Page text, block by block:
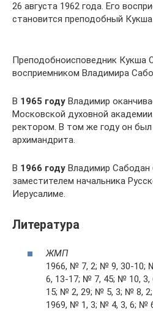
26 августа 1962 года. Его
становится преподобный
Преподобноисповедник Кукша
восприемником Владимира
В 1965 году Владимир
Московской духовной
ректором. В том же году он был
архимандрита.
В 1966 году Владимир Сабодан
заместителем начальника
Иерусалиме.
Литература
ЖМП
1966, № 7, 2; № 9, 30-10;
6, 13-17; № 7, 45; № 10,
15; № 2, 29; № 5, 3; № 8,
1969, № 1, 3; № 4, 3, 6; №